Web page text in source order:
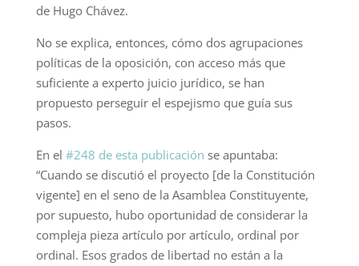
de Hugo Chávez.
No se explica, entonces, cómo dos agrupaciones
políticas de la oposición, con acceso más que
suficiente a experto juicio jurídico, se han
propuesto perseguir el espejismo que guía sus
pasos.
En el #248 de esta publicación se apuntaba:
“Cuando se discutió el proyecto [de la Constitución
vigente] en el seno de la Asamblea Constituyente,
por supuesto, hubo oportunidad de considerar la
compleja pieza artículo por artículo, ordinal por
ordinal. Esos grados de libertad no están a la